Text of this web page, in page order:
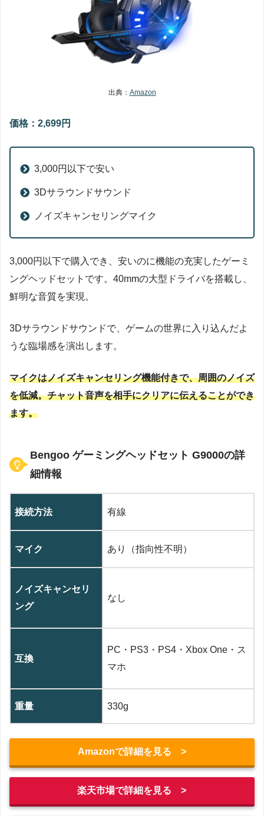
出典： Amazon
価格：2,699円
3,000円以下で安い
3Dサラウンドサウンド
ノイズキャンセリングマイク
3,000円以下で購入でき、安いのに機能の充実したゲーミ
ングヘッドセットです。40mmの大型ドライバを搭載し、
鮮明な音質を実現。
3Dサラウンドサウンドで、ゲームの世界に入り込んだよ
うな臨場感を演出します。
マイクはノイズキャンセリング機能付きで、周囲のノイズ
を低減。チャット音声を相手にクリアに伝えることができ
ます。
Bengoo ゲーミングヘッドセット ‎G9000の詳
細情報
接続方法 有線
マイク あり（指向性不明）
ノイズキャンセリ
ング
なし
互換
PC・PS3・PS4・Xbox One・ス
マホ
重量 330g
Amazonで詳細を見る >
楽天市場で詳細を見る >